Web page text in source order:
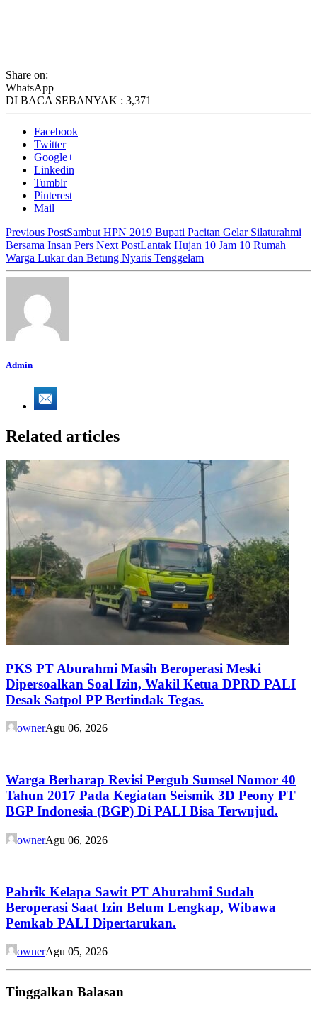
Share on:
WhatsApp
DI BACA SEBANYAK : 3,371
Facebook
Twitter
Google+
Linkedin
Tumblr
Pinterest
Mail
Previous PostSambut HPN 2019 Bupati Pacitan Gelar Silaturahmi
Bersama Insan Pers Next PostLantak Hujan 10 Jam 10 Rumah
Warga Lukar dan Betung Nyaris Tenggelam
Admin
Related articles
PKS PT Aburahmi Masih Beroperasi Meski
Dipersoalkan Soal Izin, Wakil Ketua DPRD PALI
Desak Satpol PP Bertindak Tegas.
ownerAgu 06, 2026
Warga Berharap Revisi Pergub Sumsel Nomor 40
Tahun 2017 Pada Kegiatan Seismik 3D Peony PT
BGP Indonesia (BGP) Di PALI Bisa Terwujud.
ownerAgu 06, 2026
Pabrik Kelapa Sawit PT Aburahmi Sudah
Beroperasi Saat Izin Belum Lengkap, Wibawa
Pemkab PALI Dipertarukan.
ownerAgu 05, 2026
Tinggalkan Balasan